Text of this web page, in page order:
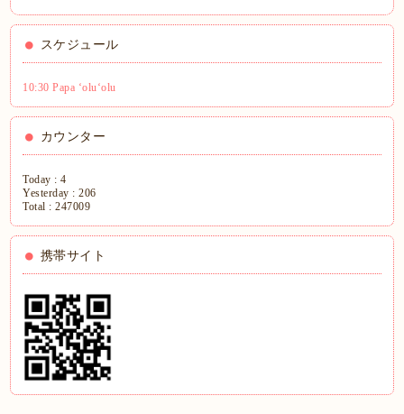
スケジュール
10:30 Papa ʻoluʻolu
カウンター
Today :4
Yesterday :206
Total :247009
携帯サイト